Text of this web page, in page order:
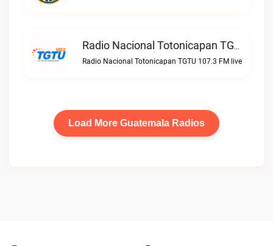
Radio Nacional Totonicapan TGTU 107.3 FM Live
Radio Nacional Totonicapan TGTU 107.3 FM live
Load More Guatemala Radios